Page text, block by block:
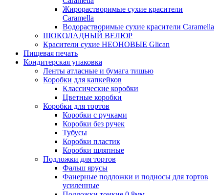
Жирорастворимые сухие красители
Caramella
Водорастворимые сухие красители Caramella
ШОКОЛАДНЫЙ ВЕЛЮР
Красители сухие НЕОНОВЫЕ Glican
Пищевая печать
Кондитерская упаковка
Ленты атласные и бумага тишью
Коробки для капкейков
Классические коробки
Цветные коробки
Коробки для тортов
Коробки с ручками
Коробки без ручек
Тубусы
Коробки пластик
Коробки шляпные
Подложки для тортов
Фальш ярусы
Фанерные подложки и подносы для тортов
усиленные